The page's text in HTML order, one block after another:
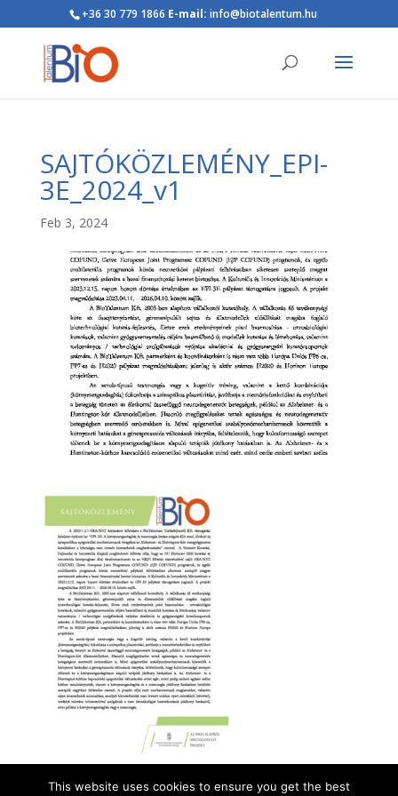
+36 30 779 1866 E-mail: info@biotalentum.hu
SAJTÓKÖZLEMÉNY_EPI-
3E_2024_v1
Feb 3, 2024
This website uses cookies to ensure you get the best